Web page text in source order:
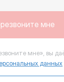
мне
мне», вы
данных